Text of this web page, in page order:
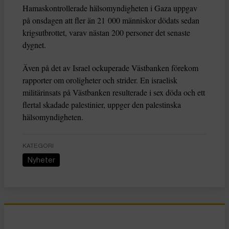
Hamaskontrollerade hälsomyndigheten i Gaza uppgav
på onsdagen att fler än 21 000 människor dödats sedan
krigsutbrottet, varav nästan 200 personer det senaste
dygnet.
Även på det av Israel ockuperade Västbanken förekom
rapporter om oroligheter och strider. En israelisk
militärinsats på Västbanken resulterade i sex döda och ett
flertal skadade palestinier, uppger den palestinska
hälsomyndigheten.
KATEGORI
Nyheter